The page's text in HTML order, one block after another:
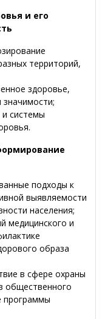
и его
территорий,
здоровье,
значимости;
и системы
подходы к
выявляемости
населения;
медицинского и
образа
в сфере охраны
общественного
программы